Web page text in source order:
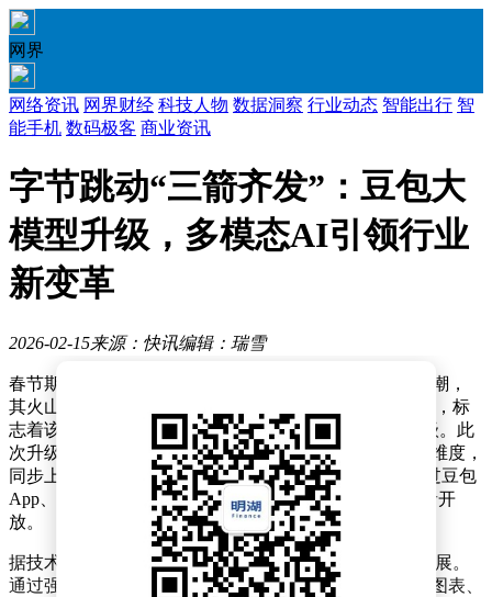
网界
网络资讯 网界财经 科技人物 数据洞察 行业动态 智能出行 智
能手机 数码极客 商业资讯
字节跳动“三箭齐发”：豆包大
模型升级，多模态AI引领行业
新变革
2026-02-15来源：快讯编辑：瑞雪
春节期间，字节跳动在多模态AI领域掀起新一轮技术浪潮，
其火山引擎正式推出豆包大模型2.0（Doubao-Seed-2.0），标
志着该系列模型自2024年5月发布以来首次实现跨代升级。此
次升级聚焦视觉理解、复杂任务执行与推理灵活性三大维度，
同步上线的豆包2.0 Pro、Code模型及全系列API，已通过豆包
App、TRAE开发平台及火山引擎云服务向企业和开发者开
放。
据技术团队介绍，豆包2.0在视觉感知领域实现突破性进展。
通过强化多模态理解能力，模型可精准解析复杂文档、图表、